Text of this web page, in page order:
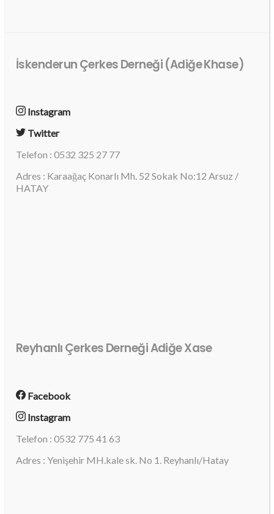
İskenderun Çerkes Derneği (Adiğe Khase)
Instagram
Twitter
Telefon : 0532 325 27 77
Adres : Karaağaç Konarlı Mh. 52 Sokak No:12 Arsuz /
HATAY
Reyhanlı Çerkes Derneği Adiğe Xase
Facebook
Instagram
Telefon : 0532 775 41 63
Adres : Yenişehir MH.kale sk. No 1. Reyhanlı/Hatay